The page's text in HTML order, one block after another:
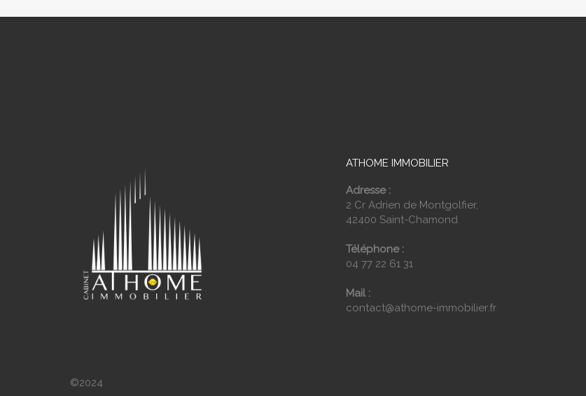
ATHOME IMMOBILIER
Adresse :
2 Cr Adrien de Montgolfier,
42400 Saint-Chamond
Téléphone :
04 77 22 61 31
Mail :
contact@athome-immobilier.fr
©2024